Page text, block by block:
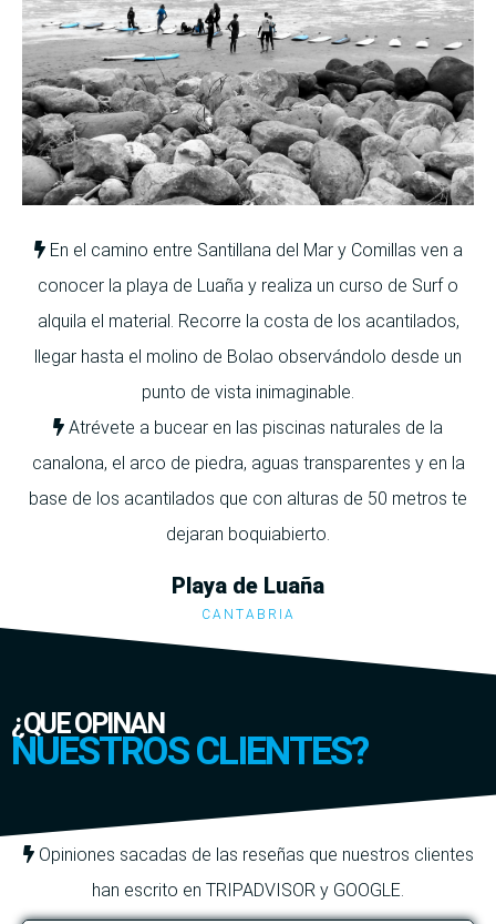
En el camino entre Santillana del Mar y Comillas ven a
conocer la playa de Luaña y realiza un curso de Surf o
alquila el material. Recorre la costa de los acantilados,
llegar hasta el molino de Bolao observándolo desde un
punto de vista inimaginable.
Atrévete a bucear en las piscinas naturales de la
canalona, el arco de piedra, aguas transparentes y en la
base de los acantilados que con alturas de 50 metros te
dejaran boquiabierto.
Playa de Luaña
CANTABRIA
¿QUE OPINAN
NUESTROS CLIENTES?
Opiniones sacadas de las reseñas que nuestros clientes
han escrito en TRIPADVISOR y GOOGLE.